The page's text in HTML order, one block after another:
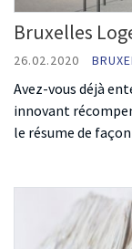
Bruxelles
26.02.2020
Avez-vous déjà
innovant
le résume de